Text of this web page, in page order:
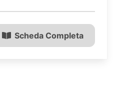
Scheda Completa